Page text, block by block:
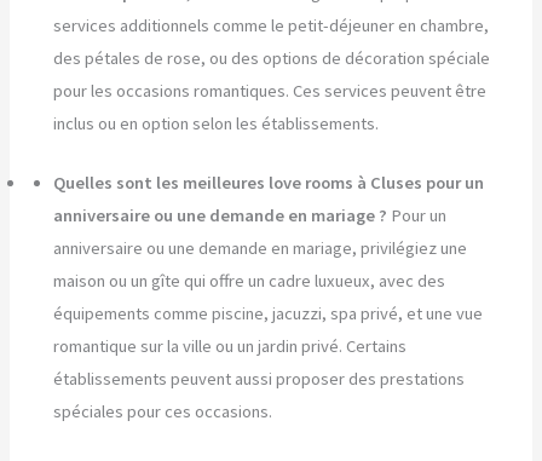
services additionnels comme le petit-déjeuner en chambre,
des pétales de rose, ou des options de décoration spéciale
pour les occasions romantiques. Ces services peuvent être
inclus ou en option selon les établissements.
Quelles sont les meilleures love rooms à Cluses pour un
anniversaire ou une demande en mariage ? Pour un
anniversaire ou une demande en mariage, privilégiez une
maison ou un gîte qui offre un cadre luxueux, avec des
équipements comme piscine, jacuzzi, spa privé, et une vue
romantique sur la ville ou un jardin privé. Certains
établissements peuvent aussi proposer des prestations
spéciales pour ces occasions.